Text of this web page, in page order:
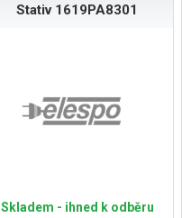
Stativ 1619PA8301
Skladem - ihned k odběru